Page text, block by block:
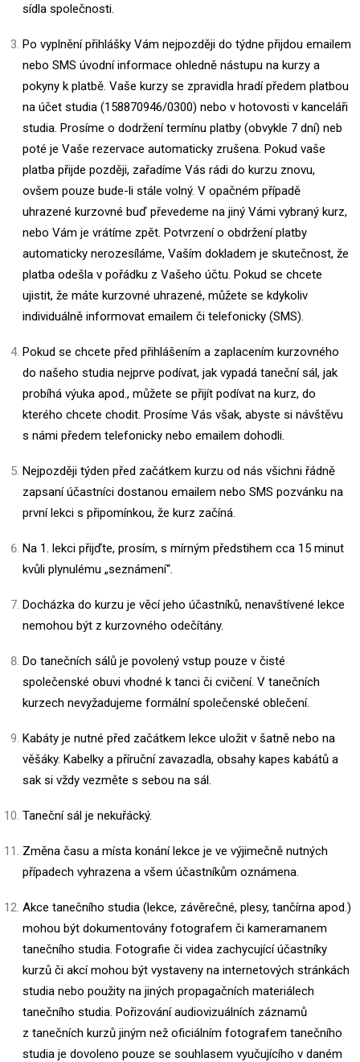
sídla společnosti.
Po vyplnění přihlášky Vám nejpozději do týdne přijdou emailem
nebo SMS úvodní informace ohledně nástupu na kurzy a
pokyny k platbě. Vaše kurzy se zpravidla hradí předem platbou
na účet studia (158870946/0300) nebo v hotovosti v kanceláři
studia. Prosíme o dodržení termínu platby (obvykle 7 dní) neb
poté je Vaše rezervace automaticky zrušena. Pokud vaše
platba přijde později, zařadíme Vás rádi do kurzu znovu,
ovšem pouze bude-li stále volný. V opačném případě
uhrazené kurzovné buď převedeme na jiný Vámi vybraný kurz,
nebo Vám je vrátíme zpět. Potvrzení o obdržení platby
automaticky nerozesíláme, Vaším dokladem je skutečnost, že
platba odešla v pořádku z Vašeho účtu. Pokud se chcete
ujistit, že máte kurzovné uhrazené, můžete se kdykoliv
individuálně informovat emailem či telefonicky (SMS).
Pokud se chcete před přihlášením a zaplacením kurzovného
do našeho studia nejprve podívat, jak vypadá taneční sál, jak
probíhá výuka apod., můžete se přijít podívat na kurz, do
kterého chcete chodit. Prosíme Vás však, abyste si návštěvu
s námi předem telefonicky nebo emailem dohodli.
Nejpozději týden před začátkem kurzu od nás všichni řádně
zapsaní účastníci dostanou emailem nebo SMS pozvánku na
první lekci s připomínkou, že kurz začíná.
Na 1. lekci přijďte, prosím, s mírným předstihem cca 15 minut
kvůli plynulému „seznámení“.
Docházka do kurzu je věcí jeho účastníků, nenavštívené lekce
nemohou být z kurzovného odečítány.
Do tanečních sálů je povolený vstup pouze v čisté
společenské obuvi vhodné k tanci či cvičení. V tanečních
kurzech nevyžadujeme formální společenské oblečení.
Kabáty je nutné před začátkem lekce uložit v šatně nebo na
věšáky. Kabelky a příruční zavazadla, obsahy kapes kabátů a
sak si vždy vezměte s sebou na sál.
Taneční sál je nekuřácký.
Změna času a místa konání lekce je ve výjimečně nutných
případech vyhrazena a všem účastníkům oznámena.
Akce tanečního studia (lekce, závěrečné, plesy, tančírna apod.)
mohou být dokumentovány fotografem či kameramanem
tanečního studia. Fotografie či videa zachycující účastníky
kurzů či akcí mohou být vystaveny na internetových stránkách
studia nebo použity na jiných propagačních materiálech
tanečního studia. Pořizování audiovizuálních záznamů
z tanečních kurzů jiným než oficiálním fotografem tanečního
studia je dovoleno pouze se souhlasem vyučujícího v daném